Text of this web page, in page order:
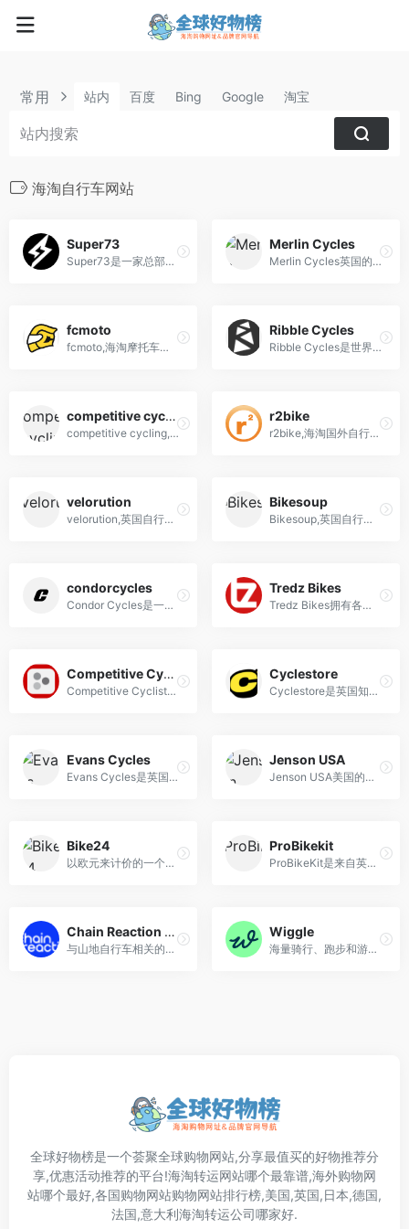
常用 站内 百度 Bing Google 淘宝
海淘自行车网站
Super73
Super73是一家总部位于洛杉矶的美国电动自行车制造公司，以其独特设计和高性能电动自行车在市场上备受瞩目。
Merlin Cycles
Merlin Cycles英国的一个大型的自行车购物网站
fcmoto
fcmoto,海淘摩托车配件网站,欧洲最大的摩托车服装和头盔商店
Ribble Cycles
Ribble Cycles是世界上最悠久的自行车制造商之一
competitive cycling
competitive cycling,美国海淘公路车和山地自行车服装,配件网站
r2bike
r2bike,海淘国外自行车零件售卖网站
velorution
velorution,英国自行车与配件装备海淘购物网站
Bikesoup
Bikesoup,英国自行车购物网站海淘
condorcycles
Condor Cycles是一家专注于高端自行车的商店，在伦敦销售自行车的时间已经超过70年，出售的自行车有着高质量的保证
Tredz Bikes
Tredz Bikes拥有各种自行车品牌的自行车、服装和配饰
Competitive Cyclist
Competitive Cyclist是高端的在线公路,山地和轨道自行车,航空轮,避震前叉产品供应商
Cyclestore
Cyclestore是英国知名自行车及相关配件的在线供应商
Evans Cycles
Evans Cycles是英国自行车和相关配件的购物网站
Jenson USA
Jenson USA美国的一个购物网站,山地自行车相关连的零部件种类丰富。清仓甩卖时真的超级便宜
Bike24
以欧元来计价的一个德国海外购物网站。轻量型的零部件等较为罕见的商品很便宜
ProBikekit
ProBikeKit是来自英国的知名自行车用品网站，主营骑行配件、装备、食补、服饰等商品。支持支付宝、双币卡及PayPal付款
Chain Reaction Cycles
与山地自行车相关的商品种类齐全。虽然网站只有英文版的，但特价和使用折扣券时就会变得非常便宜
Wiggle
海量骑行、跑步和游泳装备铁三运动装备专卖网店,提供全球包邮服务,中文页面购物,支付宝付款。
全球好物榜是一个荟聚全球购物网站,分享最值买的好物推荐分
享,优惠活动推荐的平台!海淘转运网站哪个最靠谱,海外购物网
站哪个最好,各国购物网站购物网站排行榜,美国,英国,日本,德国,
法国,意大利海淘转运公司哪家好.